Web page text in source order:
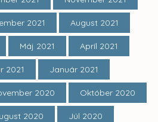
2021 August 2021
Máj 2021 Apríl 2021
2021 Január 2021
2020 Október 2020
2020 Júl 2020